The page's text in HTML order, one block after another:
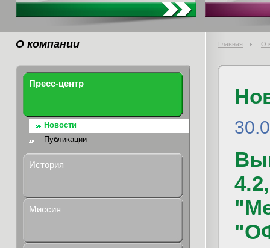
О компании Главная О
Пресс-центр
Новости
Публикации
История
Миссия